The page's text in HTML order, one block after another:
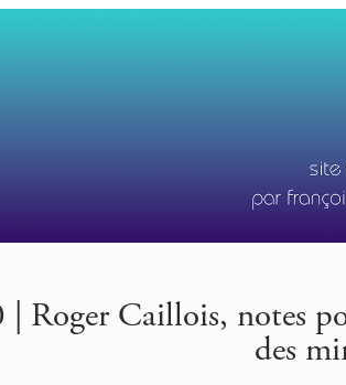
| Roger Caillois, notes
des